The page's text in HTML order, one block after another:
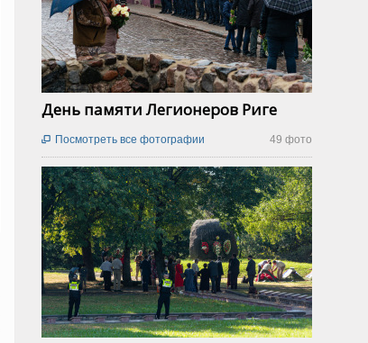
День памяти Легионеров Риге
49 фото
 Посмотреть все фотографии